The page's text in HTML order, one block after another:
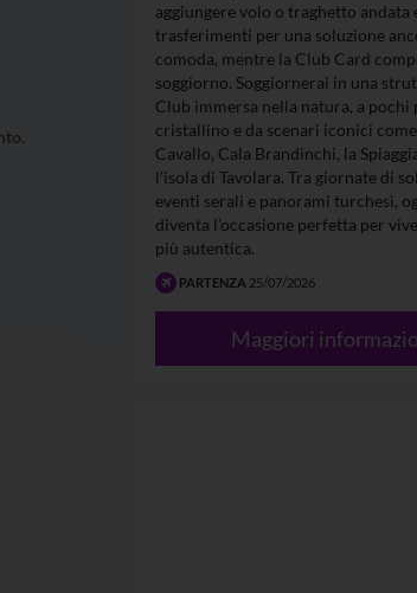
aggiungere volo o traghetto
trasferimenti per una soluzione
comoda, mentre la Club Card
soggiorno. Soggiornerai in una
Club immersa nella natura, a pochi
cristallino e da scenari iconici
Cavallo, Cala Brandinchi, la
l’isola di Tavolara. Tra giornate di
eventi serali e panorami turchesi,
diventa l’occasione perfetta per
più autentica.
PARTENZA 25/07/2026
Maggiori